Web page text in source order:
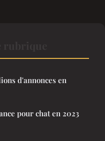
d'annonces en
pour chat en 2023